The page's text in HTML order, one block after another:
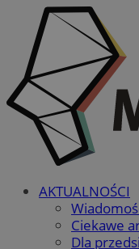
AKTUALNOŚCI
Ciekawe
Dla